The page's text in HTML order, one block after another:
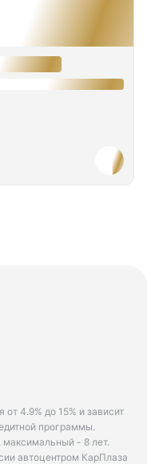
от 4.9% до 15% и зависит
программы.
максимальный - 8 лет.
автоцентром КарПлаза